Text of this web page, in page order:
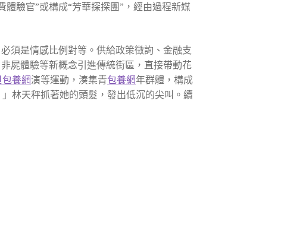
體驗官”或構成“芳華探探團”，經由過程新媒
須是情感比例對等。供給政策徵詢、金融支
屍體驗等新概念引進傳統街區，直接帶動花
養網演等運動，湊集青包養網年群體，構成
林天秤抓著她的頭髮，發出低沉的尖叫。續